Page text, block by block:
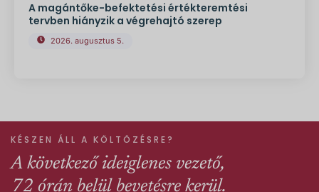
A magántőke-befektetési értékteremtési
tervben hiányzik a végrehajtó szerep
2026. augusztus 5.
KÉSZEN ÁLL A KÖLTÖZÉSRE?
A következő ideiglenes vezető,
72 órán belül bevetésre kerül.